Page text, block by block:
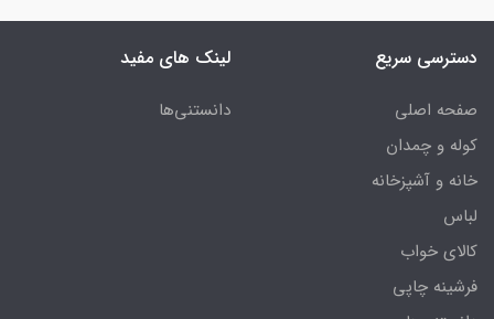
دسترسی سریع
صفحه اصلی
کوله و چمدان
خانه و آشپزخانه
لباس
کالای خواب
فرشینه چاپی
لینک های مفید
دانستنی‌ها